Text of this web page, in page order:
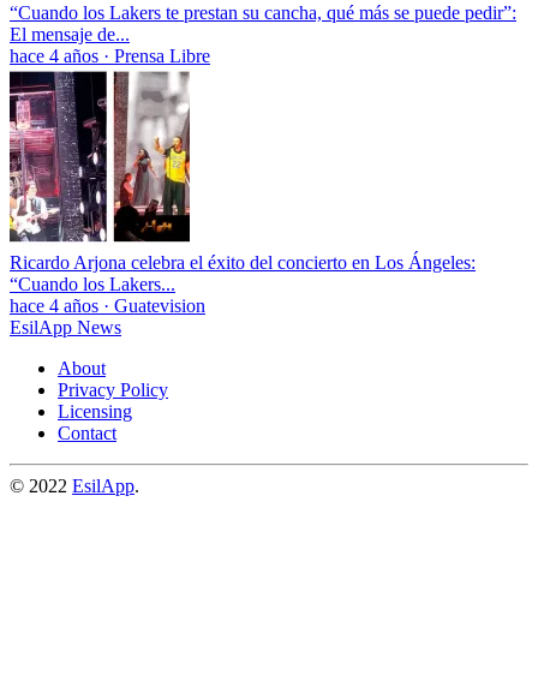
“Cuando los Lakers te prestan su cancha, qué más se puede pedir”:
El mensaje de...
hace 4 años · Prensa Libre
Ricardo Arjona celebra el éxito del concierto en Los Ángeles:
“Cuando los Lakers...
hace 4 años · Guatevision
EsilApp News
About
Privacy Policy
Licensing
Contact
© 2022 EsilApp.